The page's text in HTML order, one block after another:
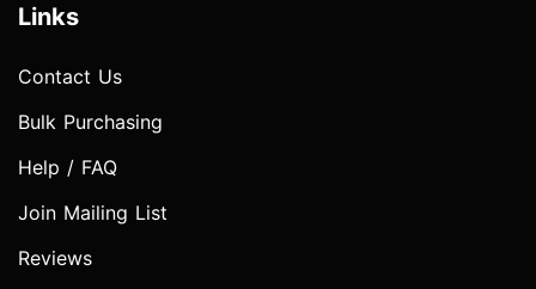
Links
Contact Us
Bulk Purchasing
Help / FAQ
Join Mailing List
Reviews